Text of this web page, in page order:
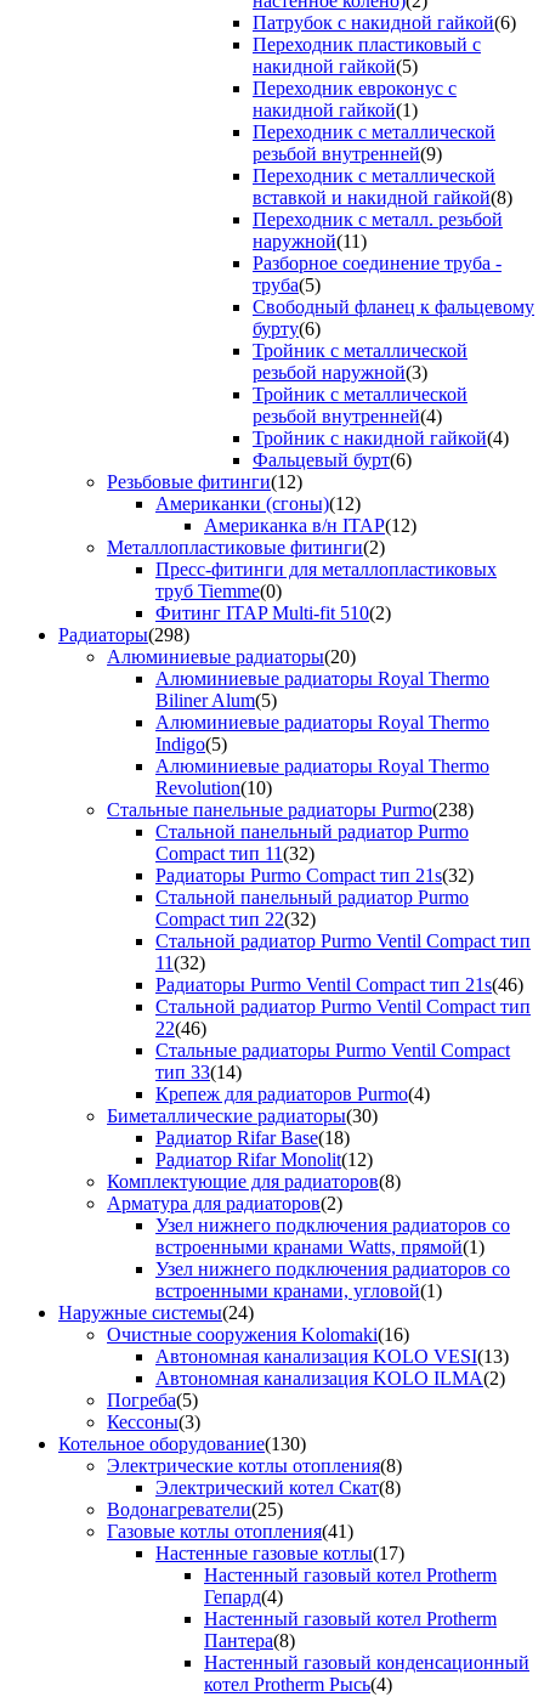
Патрубок с накидной гайкой(6)
Переходник пластиковый с
накидной гайкой(5)
Переходник евроконус с
накидной гайкой(1)
Переходник с металлической
резьбой внутренней(9)
Переходник с металлической
вставкой и накидной гайкой(8)
Переходник с металл. резьбой
наружной(11)
Разборное соединение труба -
труба(5)
Свободный фланец к фальцевому
бурту(6)
Тройник с металлической
резьбой наружной(3)
Тройник с металлической
резьбой внутренней(4)
Тройник с накидной гайкой(4)
Фальцевый бурт(6)
Резьбовые фитинги(12)
Американки (сгоны)(12)
Американка в/н ITAP(12)
Металлопластиковые фитинги(2)
Пресс-фитинги для металлопластиковых
труб Tiemme(0)
Фитинг ITAP Multi-fit 510(2)
Радиаторы(298)
Алюминиевые радиаторы(20)
Алюминиевые радиаторы Royal Thermo
Biliner Alum(5)
Алюминиевые радиаторы Royal Thermo
Indigo(5)
Алюминиевые радиаторы Royal Thermo
Revolution(10)
Стальные панельные радиаторы Purmo(238)
Стальной панельный радиатор Purmo
Compact тип 11(32)
Радиаторы Purmo Compact тип 21s(32)
Стальной панельный радиатор Purmo
Compact тип 22(32)
Стальной радиатор Purmo Ventil Compact тип
11(32)
Радиаторы Purmo Ventil Compact тип 21s(46)
Стальной радиатор Purmo Ventil Compact тип
22(46)
Стальные радиаторы Purmo Ventil Compact
тип 33(14)
Крепеж для радиаторов Purmo(4)
Биметаллические радиаторы(30)
Радиатор Rifar Base(18)
Радиатор Rifar Monolit(12)
Комплектующие для радиаторов(8)
Арматура для радиаторов(2)
Узел нижнего подключения радиаторов со
встроенными кранами Watts, прямой(1)
Узел нижнего подключения радиаторов со
встроенными кранами, угловой(1)
Наружные системы(24)
Очистные сооружения Kolomaki(16)
Автономная канализация KOLO VESI(13)
Автономная канализация KOLO ILMA(2)
Погреба(5)
Кессоны(3)
Котельное оборудование(130)
Электрические котлы отопления(8)
Электрический котел Скат(8)
Водонагреватели(25)
Газовые котлы отопления(41)
Настенные газовые котлы(17)
Настенный газовый котел Protherm
Гепард(4)
Настенный газовый котел Protherm
Пантера(8)
Настенный газовый конденсационный
котел Protherm Рысь(4)